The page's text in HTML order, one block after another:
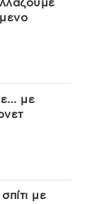
με
με